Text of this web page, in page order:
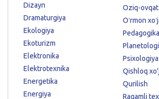
Dizayn
Dramaturgiya
Ekologiya
Ekoturizm
Elektronika
Elektrotexnika
Energetika
Energiya
Oziq-
Oʻrmon
Pedagogika
Psixologiya
Qishloq
Qurilish
Raqamli